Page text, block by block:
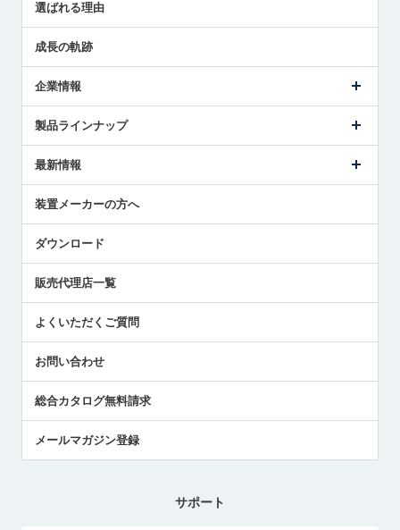
解決策提案
選ばれる理由
成長の軌跡
企業情報
ごあいさつ
受賞履歴
採用情報
国/地域/言語
製品ラインナップ
ツールセッタ製品
エアマイクロセンサ製品
最新情報
メトロールの技術
社員ブログ
中小企業のBCP地震対策
センサのテクニカルガイド
社長ブログ
装置メーカーの方へ
ダウンロード
販売代理店一覧
よくいただくご質問
お問い合わせ
総合カタログ無料請求
メールマガジン登録
サポート